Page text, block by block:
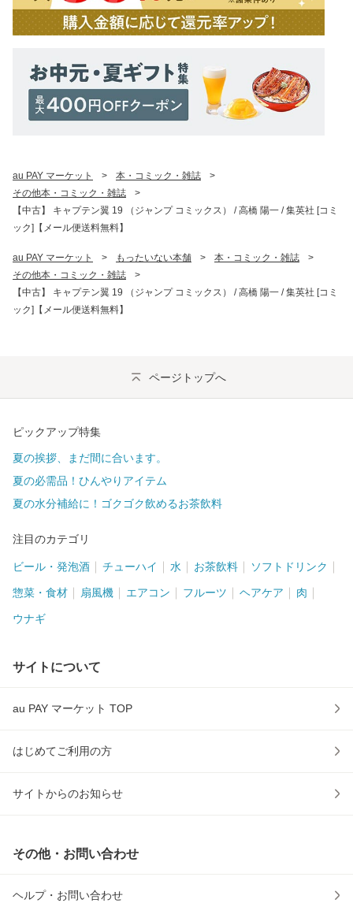
au PAY マーケット > 本・コミック・雑誌
>
その他本・コミック・雑誌
>
【中古】 キャプテン翼 19 （ジャンプ コミックス） / 高橋 陽一 / 集英社 [コミ
ック]【メール便送料無料】
au PAY マーケット > もったいない本舗 > 本・コミック・雑誌
>
その他本・コミック・雑誌
>
【中古】 キャプテン翼 19 （ジャンプ コミックス） / 高橋 陽一 / 集英社 [コミ
ック]【メール便送料無料】
ページトップへ
ピックアップ特集
夏の挨拶、まだ間に合います。
夏の必需品！ひんやりアイテム
夏の水分補給に！ゴクゴク飲めるお茶飲料
注目のカテゴリ
ビール・発泡酒 チューハイ 水 お茶飲料 ソフトドリンク
惣菜・食材 扇風機 エアコン フルーツ ヘアケア 肉
ウナギ
サイトについて
au PAY マーケット TOP
はじめてご利用の方
サイトからのお知らせ
その他・お問い合わせ
ヘルプ・お問い合わせ